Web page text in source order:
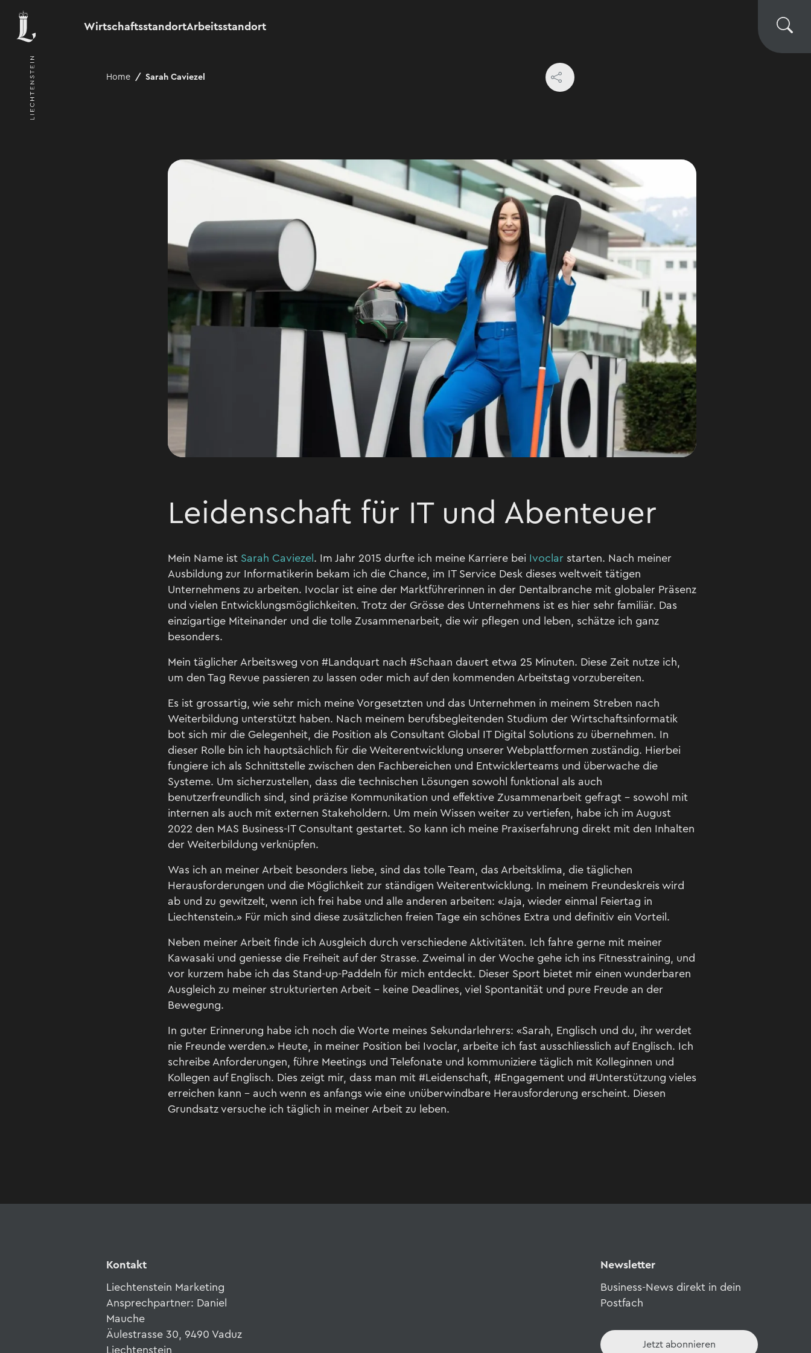
WirtschaftsstandortArbeitsstandort
Home Sarah Caviezel
Leidenschaft für IT und Abenteuer
Mein Name ist Sarah Caviezel . Im Jahr 2015 durfte ich meine Karriere bei Ivoclar starten. Nach meiner
Ausbildung zur Informatikerin bekam ich die Chance, im IT Service Desk dieses weltweit tätigen
Unternehmens zu arbeiten. Ivoclar ist eine der Marktführerinnen in der Dentalbranche mit globaler Präsenz
und vielen Entwicklungsmöglichkeiten. Trotz der Grösse des Unternehmens ist es hier sehr familiär. Das
einzigartige Miteinander und die tolle Zusammenarbeit, die wir pflegen und leben, schätze ich ganz
besonders.
Mein täglicher Arbeitsweg von #Landquart nach #Schaan dauert etwa 25 Minuten. Diese Zeit nutze ich,
um den Tag Revue passieren zu lassen oder mich auf den kommenden Arbeitstag vorzubereiten.
Es ist grossartig, wie sehr mich meine Vorgesetzten und das Unternehmen in meinem Streben nach
Weiterbildung unterstützt haben. Nach meinem berufsbegleitenden Studium der Wirtschaftsinformatik
bot sich mir die Gelegenheit, die Position als Consultant Global IT Digital Solutions zu übernehmen. In
dieser Rolle bin ich hauptsächlich für die Weiterentwicklung unserer Webplattformen zuständig. Hierbei
fungiere ich als Schnittstelle zwischen den Fachbereichen und Entwicklerteams und überwache die
Systeme. Um sicherzustellen, dass die technischen Lösungen sowohl funktional als auch
benutzerfreundlich sind, sind präzise Kommunikation und effektive Zusammenarbeit gefragt – sowohl mit
internen als auch mit externen Stakeholdern. Um mein Wissen weiter zu vertiefen, habe ich im August
2022 den MAS Business-IT Consultant gestartet. So kann ich meine Praxiserfahrung direkt mit den Inhalten
der Weiterbildung verknüpfen.
Was ich an meiner Arbeit besonders liebe, sind das tolle Team, das Arbeitsklima, die täglichen
Herausforderungen und die Möglichkeit zur ständigen Weiterentwicklung. In meinem Freundeskreis wird
ab und zu gewitzelt, wenn ich frei habe und alle anderen arbeiten: «Jaja, wieder einmal Feiertag in
Liechtenstein.» Für mich sind diese zusätzlichen freien Tage ein schönes Extra und definitiv ein Vorteil.
Neben meiner Arbeit finde ich Ausgleich durch verschiedene Aktivitäten. Ich fahre gerne mit meiner
Kawasaki und geniesse die Freiheit auf der Strasse. Zweimal in der Woche gehe ich ins Fitnesstraining, und
vor kurzem habe ich das Stand-up-Paddeln für mich entdeckt. Dieser Sport bietet mir einen wunderbaren
Ausgleich zu meiner strukturierten Arbeit – keine Deadlines, viel Spontanität und pure Freude an der
Bewegung.
In guter Erinnerung habe ich noch die Worte meines Sekundarlehrers: «Sarah, Englisch und du, ihr werdet
nie Freunde werden.» Heute, in meiner Position bei Ivoclar, arbeite ich fast ausschliesslich auf Englisch. Ich
schreibe Anforderungen, führe Meetings und Telefonate und kommuniziere täglich mit Kolleginnen und
Kollegen auf Englisch. Dies zeigt mir, dass man mit #Leidenschaft, #Engagement und #Unterstützung vieles
erreichen kann – auch wenn es anfangs wie eine unüberwindbare Herausforderung erscheint. Diesen
Grundsatz versuche ich täglich in meiner Arbeit zu leben.
Kontakt
Liechtenstein Marketing
Ansprechpartner: Daniel
Mauche
Äulestrasse 30, 9490 Vaduz
Liechtenstein
Newsletter
Business-News direkt in dein
Postfach
Jetzt abonnieren